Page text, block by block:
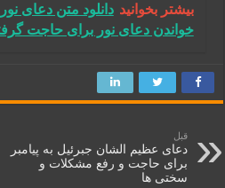
بیشتر بخوانید دانلود متن دعای
خواندن دعای نور برای حاجت
قبل
دعای عظیم الشان جبرئیل به پیامبر
برای حاجت و رفع مشکلات و
سختی ها